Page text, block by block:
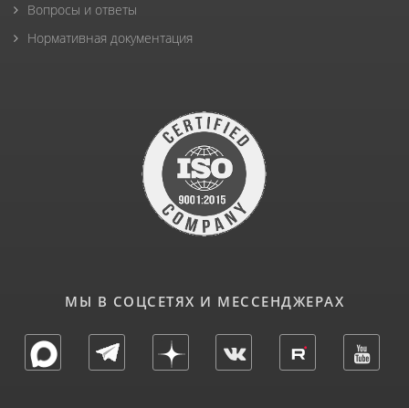
Вопросы и ответы
Нормативная документация
МЫ В СОЦСЕТЯХ И МЕССЕНДЖЕРАХ